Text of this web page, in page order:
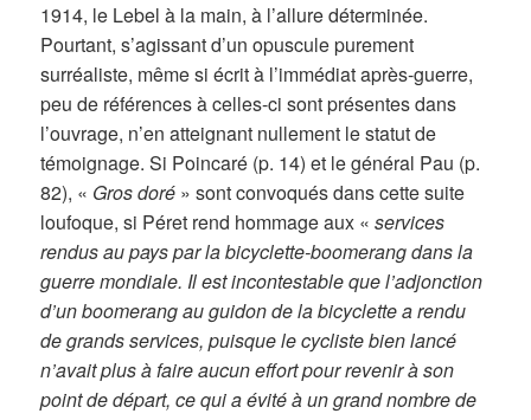
1914, le Lebel à la main, à l’allure déterminée.
Pourtant, s’agissant d’un opuscule purement
surréaliste, même si écrit à l’immédiat après-guerre,
peu de références à celles-ci sont présentes dans
l’ouvrage, n’en atteignant nullement le statut de
témoignage. Si Poincaré (p. 14) et le général Pau (p.
82), « Gros doré » sont convoqués dans cette suite
loufoque, si Péret rend hommage aux «services
rendus au pays par la bicyclette-boomerang dans la
guerre mondiale. Il est incontestable que l’adjonction
d’un boomerang au guidon de la bicyclette a rendu
de grands services, puisque le cycliste bien lancé
n’avait plus à faire aucun effort pour revenir à son
point de départ, ce qui a évité à un grand nombre de